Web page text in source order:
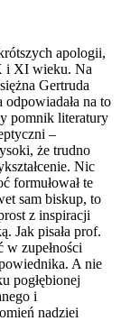
apologii,
i XI wieku. Na
Gertruda
na to
pomnik literatury
–
że trudno
Nic
formułował te
sam biskup, to
z inspiracji
Jak pisała prof.
zupełności
A nie
pogłębionej
i
nadziei